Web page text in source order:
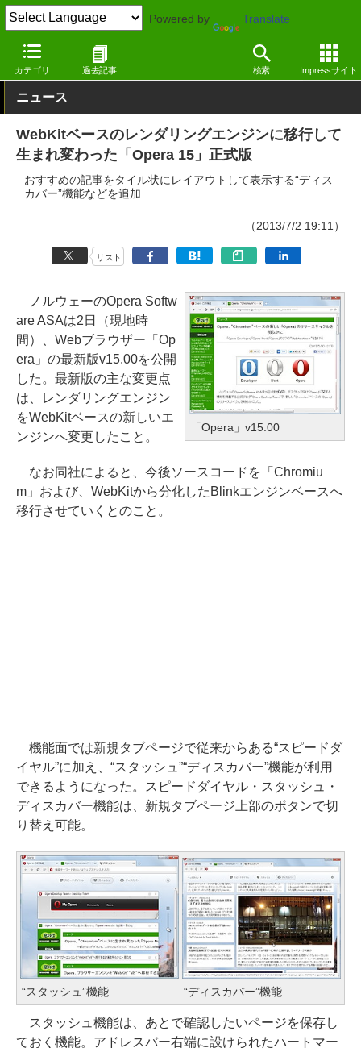
Powered by Translate
カテゴリ 過去記事 検索 Impressサイト
窓の杜 インターネット Windows
ニュース
WebKitベースのレンダリングエンジンに移行して
生まれ変わった「Opera 15」正式版
おすすめの記事をタイル状にレイアウトして表示する“ディス
カバー”機能などを追加
（2013/7/2 19:11）
リスト
「Opera」v15.00
ノルウェーのOpera Softw
are ASAは2日（現地時
間）、Webブラウザー「Op
era」の最新版v15.00を公開
した。最新版の主な変更点
は、レンダリングエンジン
をWebKitベースの新しいエ
ンジンへ変更したこと。
なお同社によると、今後ソースコードを「Chromiu
m」および、WebKitから分化したBlinkエンジンベースへ
移行させていくとのこと。
機能面では新規タブページで従来からある“スピードダ
イヤル”に加え、“スタッシュ”“ディスカバー”機能が利用
できるようになった。スピードダイヤル・スタッシュ・
ディスカバー機能は、新規タブページ上部のボタンで切
り替え可能。
“スタッシュ”機能 “ディスカバー”機能
スタッシュ機能は、あとで確認したいページを保存し
ておく機能。アドレスバー右端に設けられたハートマー